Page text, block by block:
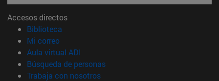
Accesos directos
Biblioteca
Mi correo(abre en nueva ventana)
Aula virtual ADI
Búsqueda de personas(abre en nueva ventana)
Trabaja con nosotros(abre en nueva ventana)